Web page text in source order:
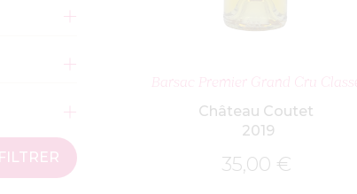
FILTRER
Barsac Premier Grand Cru Classé
Château Coutet
2019
35,00 €
AJOUTER AU PANIER